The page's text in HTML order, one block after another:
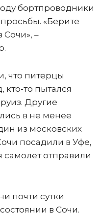
бортпроводники
«Берите
Сочи», –
что питерцы
кто-то пытался
Другие
в не менее
из московских
посадили в Уфе,
самолет отправили
почти сутки
в Сочи.